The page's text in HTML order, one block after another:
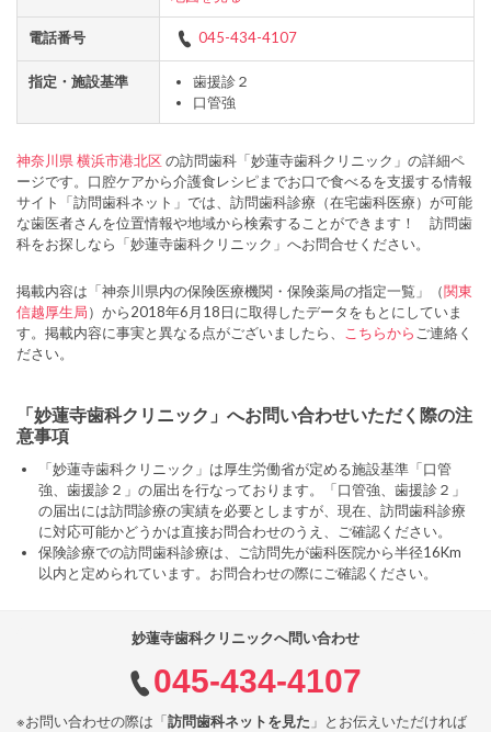
電話番号 045-434-4107
指定・施設基準
歯援診２
口管強
神奈川県 横浜市港北区の訪問歯科「妙蓮寺歯科クリニック」の詳細ペ
ージです。口腔ケアから介護食レシピまでお口で食べるを支援する情報
サイト「訪問歯科ネット」では、訪問歯科診療（在宅歯科医療）が可能
な歯医者さんを位置情報や地域から検索することができます！ 訪問歯
科をお探しなら「妙蓮寺歯科クリニック」へお問合せください。
掲載内容は「神奈川県内の保険医療機関・保険薬局の指定一覧」（関東
信越厚生局）から2018年6月18日に取得したデータをもとにしていま
す。掲載内容に事実と異なる点がございましたら、
こちらから ご連絡く
ださい。
「妙蓮寺歯科クリニック」へお問い合わせいただく際の注
意事項
「妙蓮寺歯科クリニック」は厚生労働省が定める施設基準「口管
強、歯援診２」の届出を行なっております。「口管強、歯援診２」
の届出には訪問診療の実績を必要としますが、現在、訪問歯科診療
に対応可能かどうかは直接お問合わせのうえ、ご確認ください。
保険診療での訪問歯科診療は、ご訪問先が歯科医院から半径16Km
以内と定められています。お問合わせの際にご確認ください。
妙蓮寺歯科クリニックへ問い合わせ
045-434-4107
※お問い合わせの際は「訪問歯科ネットを見た 」とお伝えいただければ